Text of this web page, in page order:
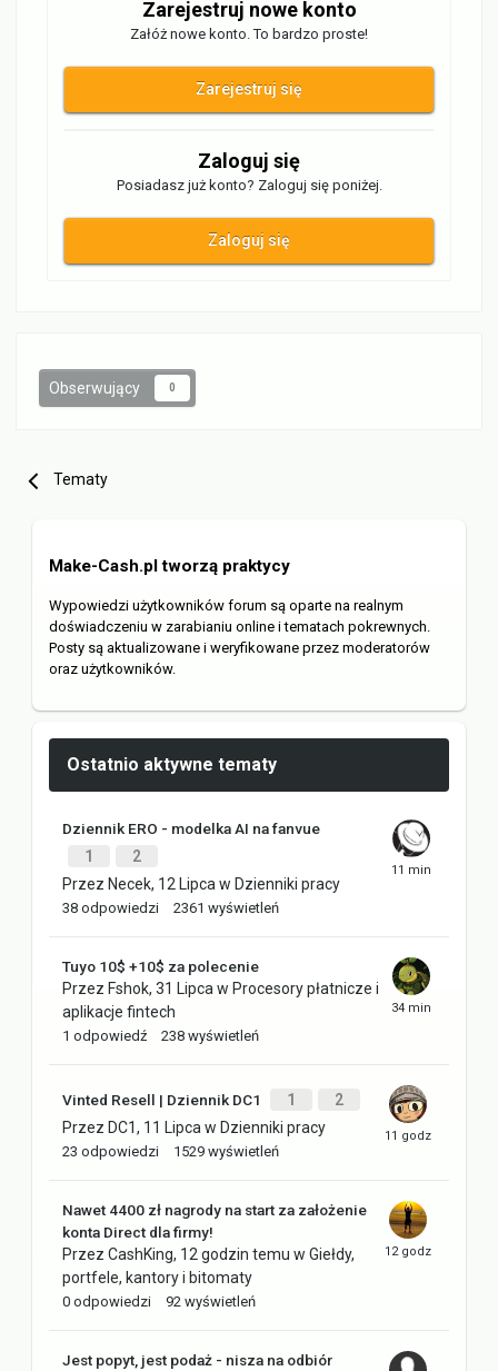
Zarejestruj nowe konto
Załóż nowe konto. To bardzo proste!
Zarejestruj się
Zaloguj się
Posiadasz już konto? Zaloguj się poniżej.
Zaloguj się
Obserwujący 0
Tematy
Make-Cash.pl tworzą praktycy
Wypowiedzi użytkowników forum są oparte na realnym
doświadczeniu w zarabianiu online i tematach pokrewnych.
Posty są aktualizowane i weryfikowane przez moderatorów
oraz użytkowników.
Ostatnio aktywne tematy
Dziennik ERO - modelka AI na fanvue
1
2
Przez Necek, 12 Lipca w Dzienniki pracy
38 odpowiedzi 2361 wyświetleń
Tuyo 10$ +10$ za polecenie
Przez Fshok, 31 Lipca w Procesory płatnicze i
aplikacje fintech
1 odpowiedź 238 wyświetleń
Vinted Resell | Dziennik DC1 1
2
Przez DC1, 11 Lipca w Dzienniki pracy
23 odpowiedzi 1529 wyświetleń
Nawet 4400 zł nagrody na start za założenie
konta Direct dla firmy!
Przez CashKing, 12 godzin temu w Giełdy,
portfele, kantory i bitomaty
0 odpowiedzi 92 wyświetleń
Jest popyt, jest podaż - nisza na odbiór